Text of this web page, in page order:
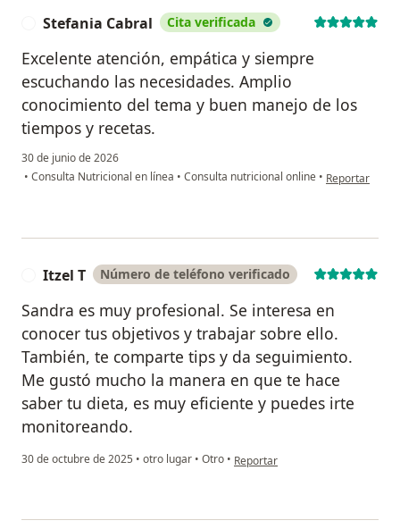
Stefania Cabral Cita verificada
Excelente atención, empática y siempre
escuchando las necesidades. Amplio
conocimiento del tema y buen manejo de los
tiempos y recetas.
30 de junio de 2026
• Consulta Nutricional en línea • Consulta nutricional online • en opinión del
Reportar
Itzel T Número de teléfono verificado
Sandra es muy profesional. Se interesa en
conocer tus objetivos y trabajar sobre ello.
También, te comparte tips y da seguimiento.
Me gustó mucho la manera en que te hace
saber tu dieta, es muy eficiente y puedes irte
monitoreando.
30 de octubre de 2025 • otro lugar • Otro • en opinión del usuario Itzel T
Reportar